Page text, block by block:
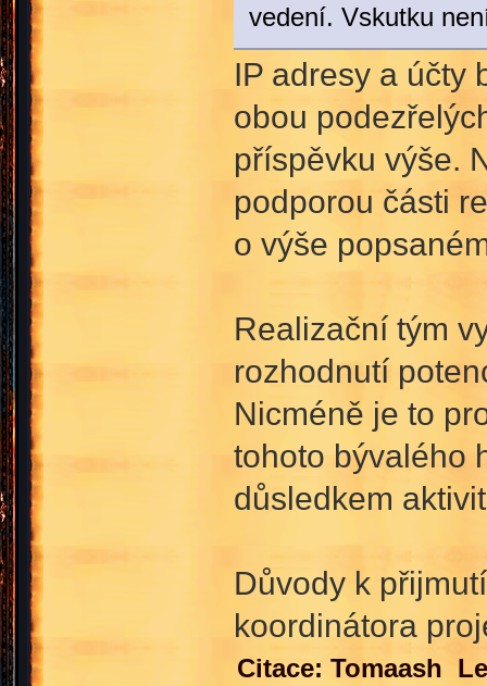
vedení. Vskutku
IP adresy a účty
obou
příspěvku výše.
podporou části
o výše
Realizační tým
rozhodnutí
Nicméně je to
tohoto bývalého
důsledkem
Důvody k
koordinátora
Citace: Tomaash